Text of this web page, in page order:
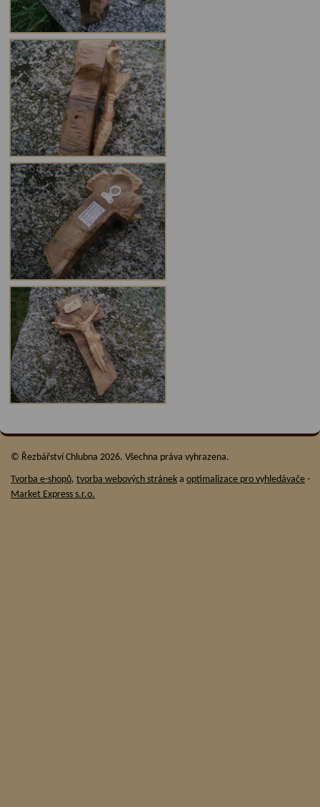
© Řezbářství Chlubna 2026. Všechna práva vyhrazena.
Tvorba e-shopů, tvorba webových stránek a optimalizace pro vyhledávače -
Market Express s.r.o.